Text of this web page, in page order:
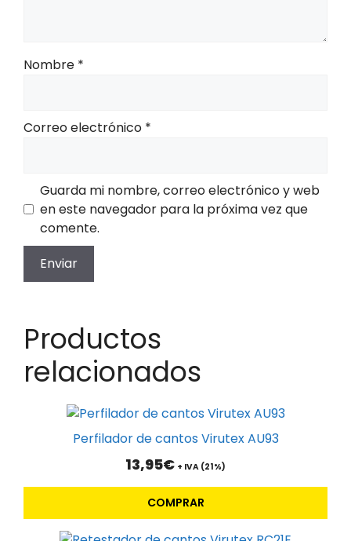
Nombre *
Correo electrónico *
Guarda mi nombre, correo electrónico y web
en este navegador para la próxima vez que
comente.
Productos
relacionados
Perfilador de cantos Virutex AU93
13,95€ + IVA (21%)
COMPRAR